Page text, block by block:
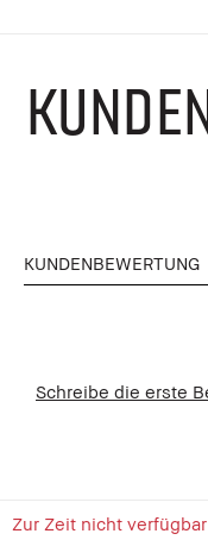
KUNDENBEWERTUNG
Schreibe die erste
Zur Zeit nicht verfügbar